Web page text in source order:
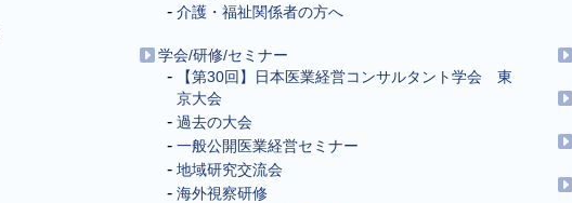
介護・福祉関係者の方へ
学会/研修/セミナー
【第30回】日本医業経営コンサルタント学会 東
京大会
過去の大会
一般公開医業経営セミナー
地域研究交流会
海外視察研修